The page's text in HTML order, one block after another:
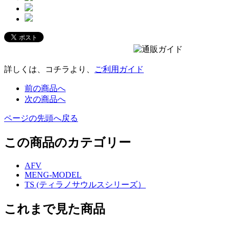
詳しくは、コチラより、 ご利用ガイド
前の商品へ
次の商品へ
ページの先頭へ戻る
この商品のカテゴリー
AFV
MENG-MODEL
TS (ティラノサウルスシリーズ）
これまで見た商品